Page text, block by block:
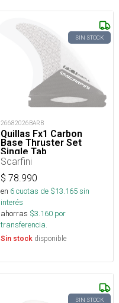
SIN STOCK
26682026BARB
Quillas Fx1 Carbon
Base Thruster Set
Single Tab
Scarfini
$ 78.990
en 6cuotas de $13.165sin
interés
ahorras $3.160 por
transferencia.
Sin stock disponible
SIN STOCK